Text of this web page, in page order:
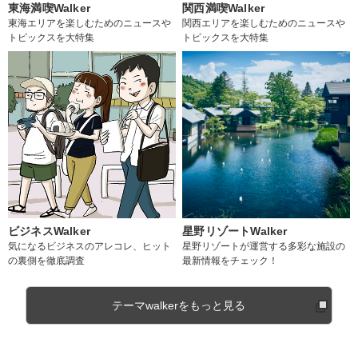
東海満喫Walker
東海エリアを楽しむためのニュースや
トピックスを大特集
関西満喫Walker
関西エリアを楽しむためのニュースや
トピックスを大特集
ビジネスWalker
気になるビジネスのアレコレ、ヒット
の裏側を徹底調査
星野リゾートWalker
星野リゾートが運営する多彩な施設の
最新情報をチェック！
テーマwalkerをもっと見る